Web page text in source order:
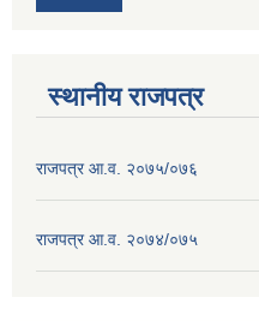
स्थानीय राजपत्र
राजपत्र आ.व. २०७५/०७६
राजपत्र आ.व. २०७४/०७५